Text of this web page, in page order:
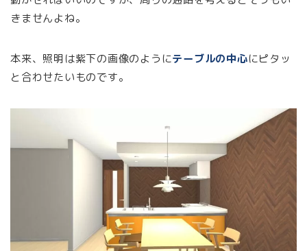
きませんよね。
本来、照明は紫下の画像のようにテーブルの中心にピタッ
と合わせたいものです。